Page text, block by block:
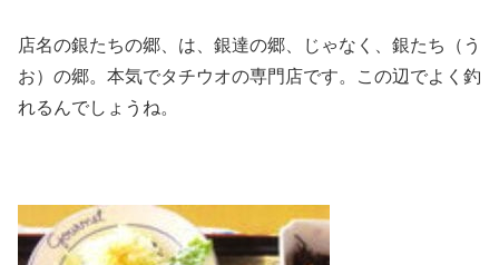
店名の銀たちの郷、は、銀達の郷、じゃなく、銀たち（う
お）の郷。本気でタチウオの専門店です。この辺でよく釣
れるんでしょうね。